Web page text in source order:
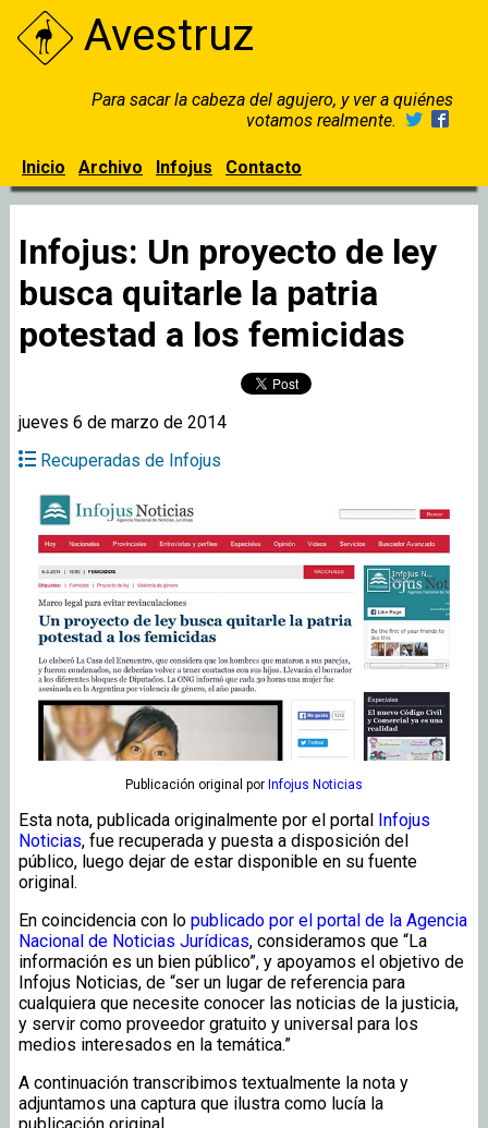
Avestruz
Para sacar la cabeza del agujero, y ver a quiénes
votamos realmente.
Inicio Archivo Infojus Contacto
Infojus: Un proyecto de ley
busca quitarle la patria
potestad a los femicidas
jueves 6 de marzo de 2014
Recuperadas de Infojus
Publicación original por Infojus Noticias
Esta nota, publicada originalmente por el portal Infojus
Noticias, fue recuperada y puesta a disposición del
público, luego dejar de estar disponible en su fuente
original.
En coincidencia con lo publicado por el portal de la Agencia
Nacional de Noticias Jurídicas, consideramos que “La
información es un bien público”, y apoyamos el objetivo de
Infojus Noticias, de “ser un lugar de referencia para
cualquiera que necesite conocer las noticias de la justicia,
y servir como proveedor gratuito y universal para los
medios interesados en la temática.”
A continuación transcribimos textualmente la nota y
adjuntamos una captura que ilustra como lucía la
publicación original.